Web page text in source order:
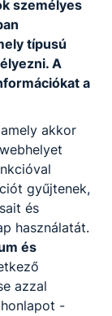
személyes
típusú
A
a
akkor
gyűjtenek,
és
használatát.
és
azzal
-